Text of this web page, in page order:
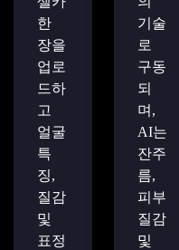
한
장을
업로
드하
고
얼굴
특
징,
질감
및
표정
기술
로
구동
되
며,
AI는
잔주
름,
피부
질감
및